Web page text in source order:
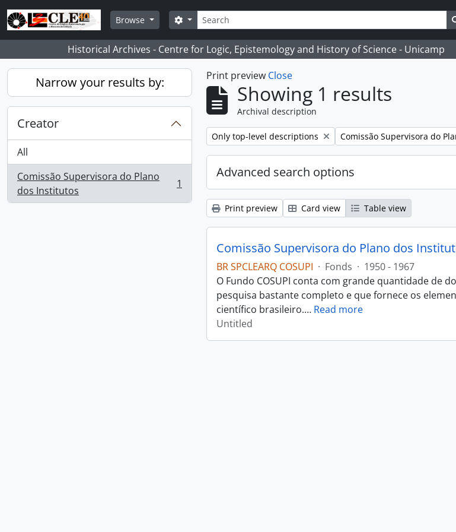
Skip to main content
Browse
Search
Search options
Historical Archives - Centre for Logic, Epistemology and History of Science - Unicamp
Narrow your results by:
Creator
All
Comissão Supervisora do Plano
dos Institutos
, 1 results 1
Print preview Close
Showing 1 results
Archival description
Remove filter:
Only top-level descriptions Remove filter:
Comissão Supervisora do
Advanced search options
Print preview Card view Table view
Comissão Supervisora do Plano dos
BR SPCLEARQ COSUPI · Fonds · 1950 - 1967
O Fundo COSUPI conta com grande quantidade de
pesquisa bastante completo e que fornece os
científico brasileiro.… Read more
Untitled